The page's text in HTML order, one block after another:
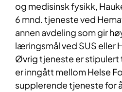
og medisinsk fysikk,
6 mnd. tjeneste ved
annen avdeling som gir
læringsmål ved SUS eller
Øvrig tjeneste er stipulert
er inngått mellom Helse
supplerende tjeneste for